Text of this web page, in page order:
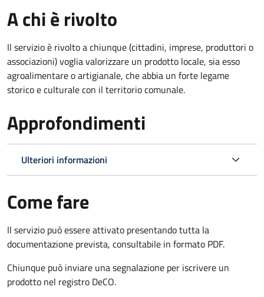
A chi è rivolto
Il servizio è rivolto a chiunque (cittadini, imprese, produttori o
associazioni) voglia valorizzare un prodotto locale, sia esso
agroalimentare o artigianale, che abbia un forte legame
storico e culturale con il territorio comunale.
Approfondimenti
Ulteriori informazioni
Come fare
Il servizio può essere attivato presentando tutta la
documentazione prevista, consultabile in formato PDF.
Chiunque può inviare una segnalazione per iscrivere un
prodotto nel registro DeCO.